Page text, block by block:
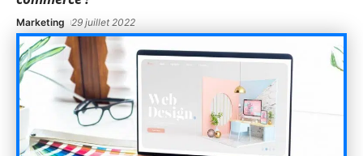
Marketing 29 juillet 2022